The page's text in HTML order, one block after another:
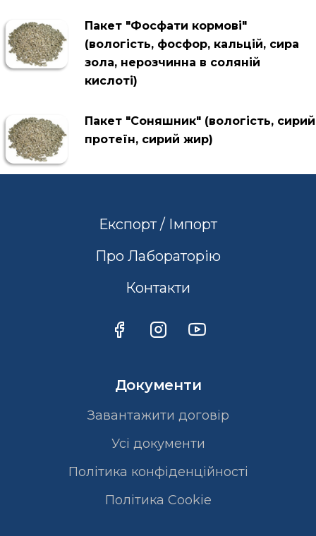
Пакет "Фосфати кормові"
(вологість, фосфор, кальцій, сира
зола, нерозчинна в соляній
кислоті)
Пакет "Соняшник" (вологість, сирий
протеїн, сирий жир)
Експорт / Імпорт
Про Лабораторію
Контакти
Документи
Завантажити договір
Усі документи
Політика конфіденційності
Полiтика Cookie